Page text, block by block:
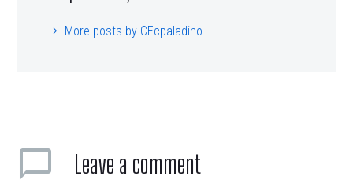
More posts by CEcpaladino
Leave a comment